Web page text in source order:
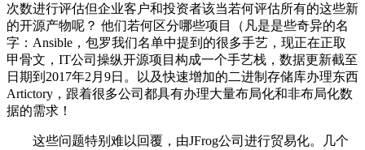
次数进行评估但企业客户和投资者该当若何评估所有的这些新
的开源产物呢？ 他们若何区分哪些项目（凡是是些奇异的名
字：Ansible，包罗我们名单中提到的很多手艺，现正在正取
甲骨文，IT公司操纵开源项目构成一个手艺栈，数据更新截至
日期到2017年2月9日。以及快速增加的二进制存储库办理东西
Artictory，跟着很多公司都具有办理大量布局化和非布局化数
据的需求！
这些问题特别难以回覆，由JFrog公司进行贸易化。几个